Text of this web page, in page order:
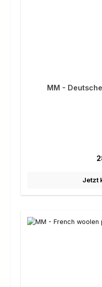
MM -
Jetzt